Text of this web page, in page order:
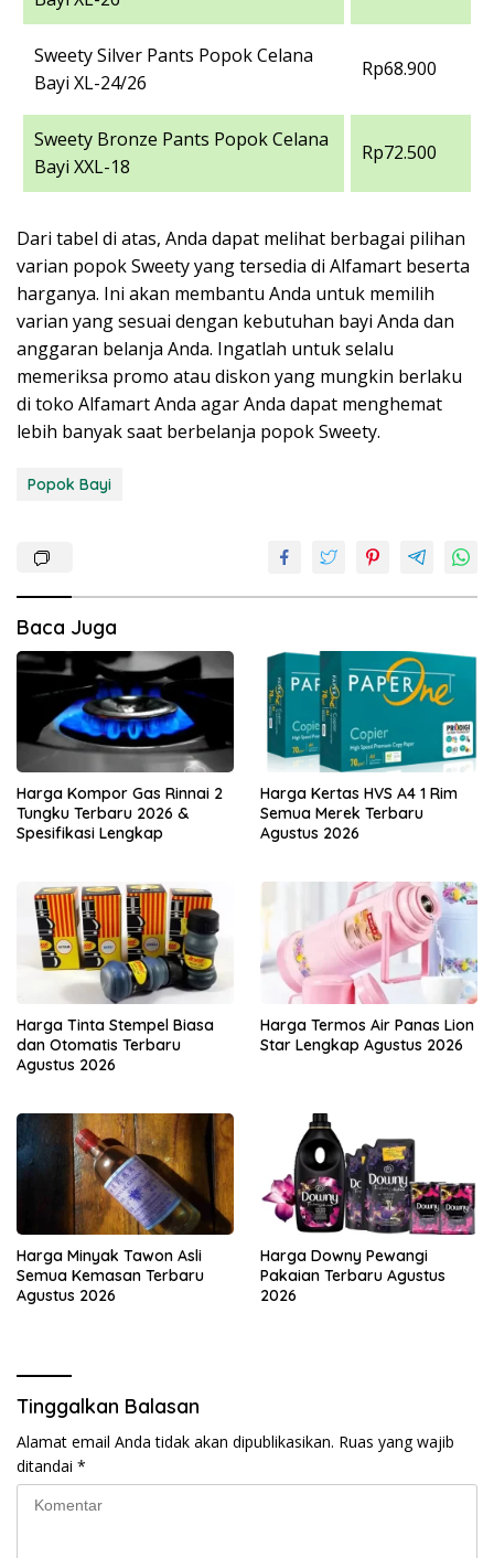
Sweety Silver Pants Popok Celana
Bayi XL-24/26
Rp68.900
Sweety Bronze Pants Popok Celana
Bayi XXL-18
Rp72.500
Dari tabel di atas, Anda dapat melihat berbagai pilihan
varian popok Sweety yang tersedia di Alfamart beserta
harganya. Ini akan membantu Anda untuk memilih
varian yang sesuai dengan kebutuhan bayi Anda dan
anggaran belanja Anda. Ingatlah untuk selalu
memeriksa promo atau diskon yang mungkin berlaku
di toko Alfamart Anda agar Anda dapat menghemat
lebih banyak saat berbelanja popok Sweety.
Popok Bayi
Baca Juga
Harga Kompor Gas Rinnai 2
Tungku Terbaru 2026 &
Spesifikasi Lengkap
Harga Kertas HVS A4 1 Rim
Semua Merek Terbaru
Agustus 2026
Harga Tinta Stempel Biasa
dan Otomatis Terbaru
Agustus 2026
Harga Termos Air Panas Lion
Star Lengkap Agustus 2026
Harga Minyak Tawon Asli
Semua Kemasan Terbaru
Agustus 2026
Harga Downy Pewangi
Pakaian Terbaru Agustus
2026
Tinggalkan Balasan
Alamat email Anda tidak akan dipublikasikan. Ruas yang wajib
ditandai *